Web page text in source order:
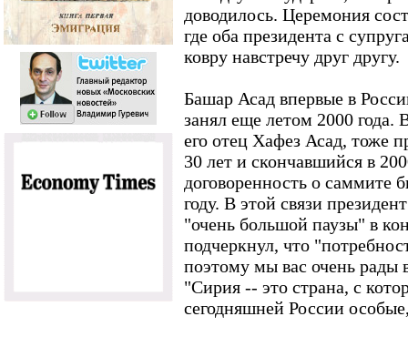
доводилось. Церемония
где оба президента с
ковру навстречу друг другу.
Башар Асад впервые в
занял еще летом 2000
его отец Хафез Асад, тоже
30 лет и скончавшийся в
договоренность о саммите
году. В этой связи
"очень большой паузы" в
подчеркнул, что
поэтому мы вас очень рады
"Сирия -- это страна, с
сегодняшней России